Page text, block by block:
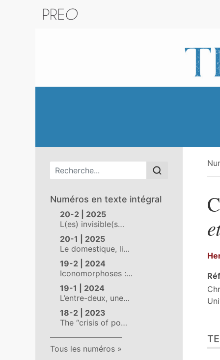
Menu principal
Numéros en texte intégral
20-2 | 2025
L(es) invisible(s…
20-1 | 2025
Le domestique, li…
19-2 | 2024
Iconomorphoses :…
19-1 | 2024
L’entre-deux, une…
18-2 | 2023
The “crisis of po…
Tous les numéros